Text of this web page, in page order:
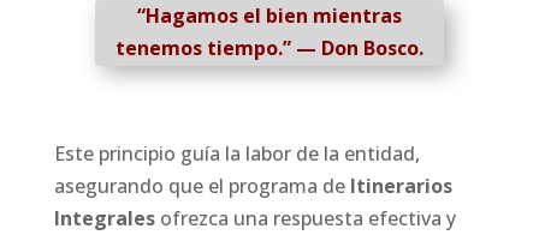
“Hagamos el bien mientras
tenemos tiempo.” — Don Bosco.
Este principio guía la labor de la entidad,
asegurando que el programa de Itinerarios
Integralesofrezca una respuesta efectiva y